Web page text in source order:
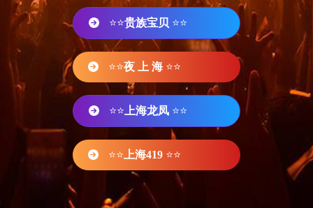
⭐⭐贵族宝贝 ⭐⭐
⭐⭐夜 上 海 ⭐⭐
⭐⭐ 上海龙凤 ⭐⭐
⭐⭐ 上海419 ⭐⭐